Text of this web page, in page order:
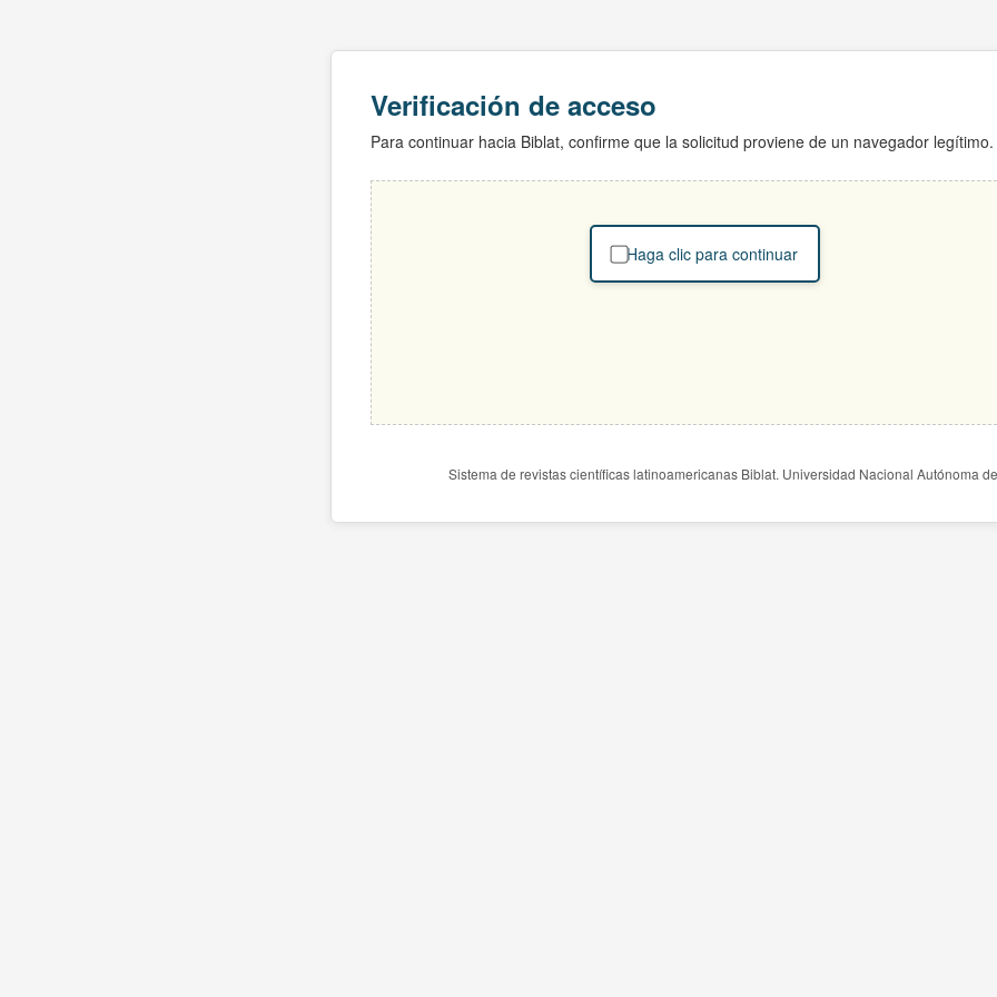
Verificación de acceso
Para continuar hacia Biblat, confirme que la solicitud proviene de un navegador legítimo.
Haga clic para continuar
Sistema de revistas científicas latinoamericanas Biblat. Universidad Nacional Autónoma